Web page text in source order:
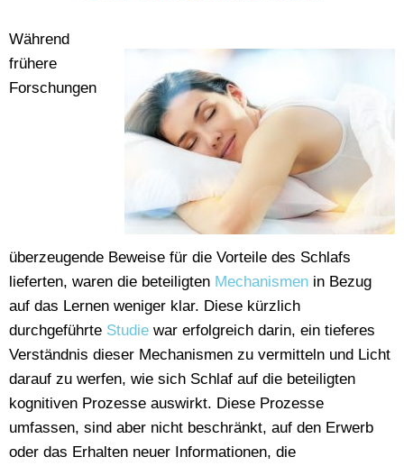
Während
frühere
Forschungen
überzeugende Beweise für die Vorteile des Schlafs
lieferten, waren die beteiligten Mechanismen in Bezug
auf das Lernen weniger klar. Diese kürzlich
durchgeführte Studie war erfolgreich darin, ein tieferes
Verständnis dieser Mechanismen zu vermitteln und Licht
darauf zu werfen, wie sich Schlaf auf die beteiligten
kognitiven Prozesse auswirkt. Diese Prozesse
umfassen, sind aber nicht beschränkt, auf den Erwerb
oder das Erhalten neuer Informationen, die